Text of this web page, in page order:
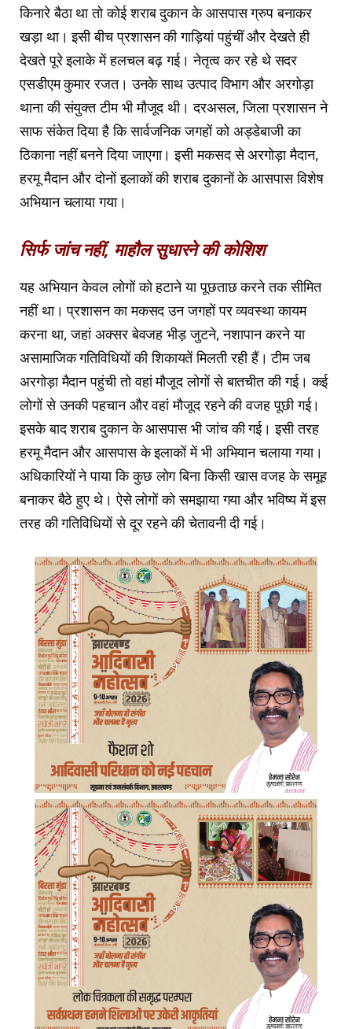
किनारे बैठा था तो कोई शराब दुकान के आसपास ग्रुप बनाकर
खड़ा था। इसी बीच प्रशासन की गाड़ियां पहुंचीं और देखते ही
देखते पूरे इलाके में हलचल बढ़ गई। नेतृत्व कर रहे थे सदर
एसडीएम कुमार रजत। उनके साथ उत्पाद विभाग और अरगोड़ा
थाना की संयुक्त टीम भी मौजूद थी। दरअसल, जिला प्रशासन ने
साफ संकेत दिया है कि सार्वजनिक जगहों को अड्डेबाजी का
ठिकाना नहीं बनने दिया जाएगा। इसी मकसद से अरगोड़ा मैदान,
हरमू मैदान और दोनों इलाकों की शराब दुकानों के आसपास विशेष
अभियान चलाया गया।
सिर्फ जांच नहीं, माहौल सुधारने की कोशिश
यह अभियान केवल लोगों को हटाने या पूछताछ करने तक सीमित
नहीं था। प्रशासन का मकसद उन जगहों पर व्यवस्था कायम
करना था, जहां अक्सर बेवजह भीड़ जुटने, नशापान करने या
असामाजिक गतिविधियों की शिकायतें मिलती रही हैं। टीम जब
अरगोड़ा मैदान पहुंची तो वहां मौजूद लोगों से बातचीत की गई। कई
लोगों से उनकी पहचान और वहां मौजूद रहने की वजह पूछी गई।
इसके बाद शराब दुकान के आसपास भी जांच की गई। इसी तरह
हरमू मैदान और आसपास के इलाकों में भी अभियान चलाया गया।
अधिकारियों ने पाया कि कुछ लोग बिना किसी खास वजह के समूह
बनाकर बैठे हुए थे। ऐसे लोगों को समझाया गया और भविष्य में इस
तरह की गतिविधियों से दूर रहने की चेतावनी दी गई।